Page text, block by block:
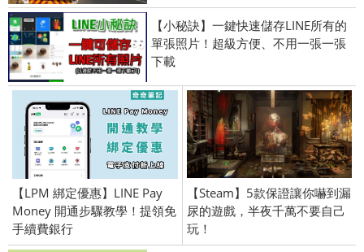
【小秘訣】一鍵快速儲存LINE所有的
單張照片！超級方便、不用一張一張
下載
【LPM 綁定優惠】LINE Pay
Money 開通步驟教學！提領免
手續費銀行
【Steam】5款保證讓你嚇到漏
尿的遊戲，半夜千萬不要自己
玩！